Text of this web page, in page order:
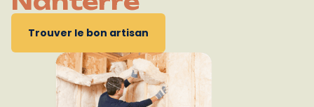
Trouver le bon artisan